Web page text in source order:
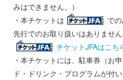
みはできません。）
・本チケットは
で
先行でのお取り扱いはありません
チケットJFAはこち
・本チケットには、駐車券（お
ド・ドリンク・プログラムが付い